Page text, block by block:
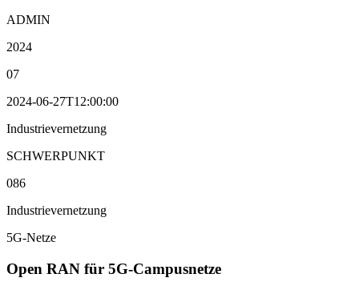
ADMIN
2024
07
2024-06-27T12:00:00
Industrievernetzung
SCHWERPUNKT
086
Industrievernetzung
5G-Netze
Open RAN für 5G-Campusnetze